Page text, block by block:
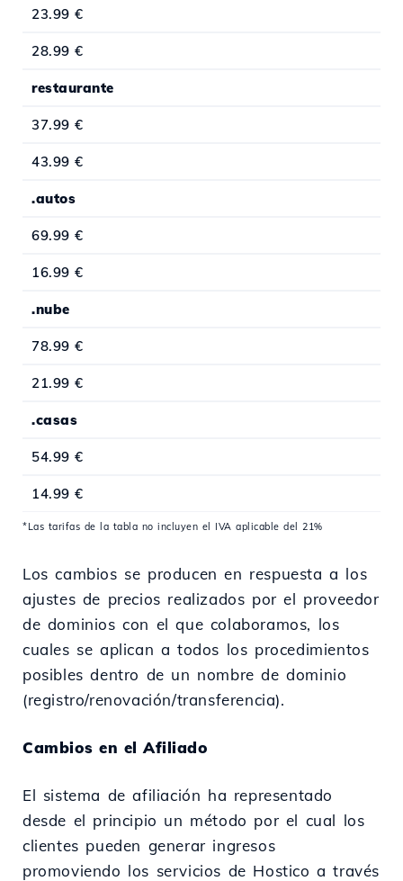
23.99 €
28.99 €
restaurante
37.99 €
43.99 €
.autos
69.99 €
16.99 €
.nube
78.99 €
21.99 €
.casas
54.99 €
14.99 €
*Las tarifas de la tabla no incluyen el IVA aplicable del 21%
Los cambios se producen en respuesta a los
ajustes de precios realizados por el proveedor
de dominios con el que colaboramos, los
cuales se aplican a todos los procedimientos
posibles dentro de un nombre de dominio
(registro/renovación/transferencia).
Cambios en el Afiliado
El sistema de afiliación ha representado
desde el principio un método por el cual los
clientes pueden generar ingresos
promoviendo los servicios de Hostico a través